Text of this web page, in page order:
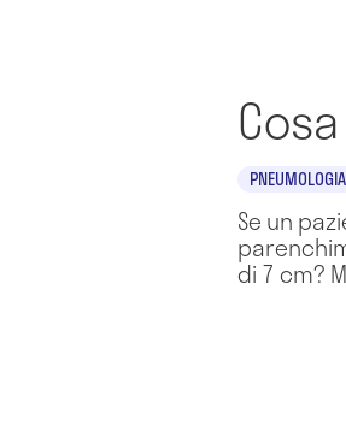
PNEUMOLOGIA
Se un
di 7 cm?